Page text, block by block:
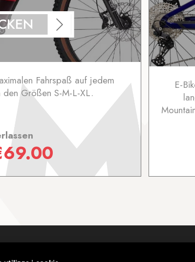
Fahrspaß auf jedem
Größen S-M-L-XL.
69.00
E-